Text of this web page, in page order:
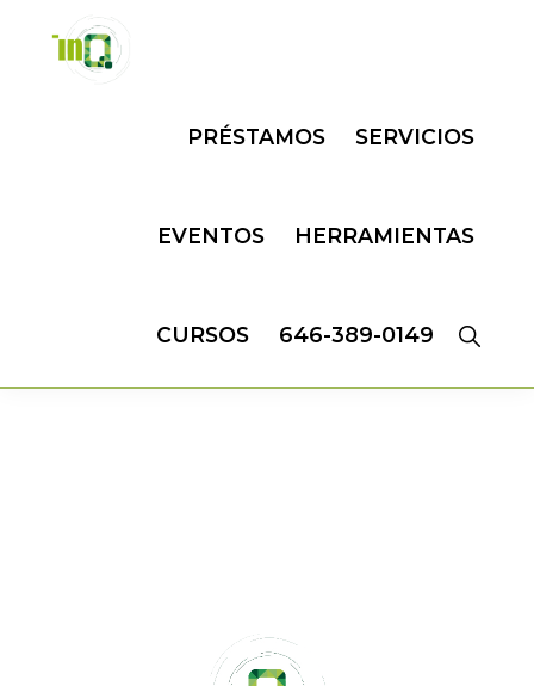
PRÉSTAMOS SERVICIOS
EVENTOS HERRAMIENTAS
CURSOS 646-389-0149